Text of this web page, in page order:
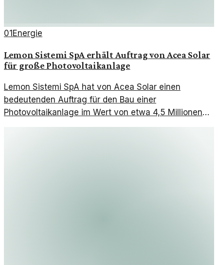
01 Energie
Lemon Sistemi SpA erhält Auftrag von Acea Solar
für große Photovoltaikanlage
Lemon Sistemi SpA hat von Acea Solar einen
bedeutenden Auftrag für den Bau einer
Photovoltaikanlage im Wert von etwa 4,5 Millionen
Euro erhalten. Diese Zusammenarbeit unterstreicht